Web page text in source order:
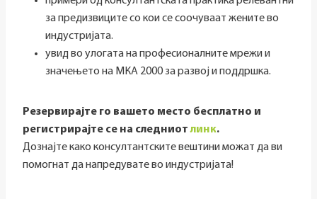
за предизвиците со кои се соочуваат жените во
индустријата.
увид во улогата на професионалните мрежи и
значењето на МКА 2000 за развој и поддршка.
Резервирајте го вашето место бесплатно и
регистрирајте се на следниотлинк.
Дознајте како консултантските вештини можат да ви
помогнат да напредувате во индустријата!